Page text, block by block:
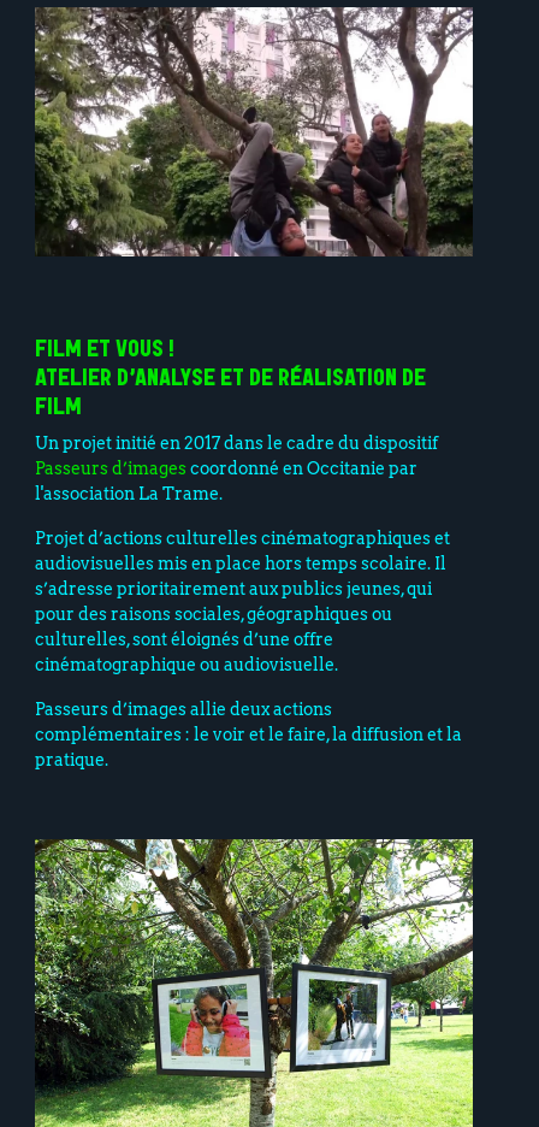
FILM ET VOUS !
ATELIER D’ANALYSE ET DE RÉALISATION DE
FILM
Un projet initié en 2017 dans le cadre du dispositif
Passeurs d’imagescoordonné en Occitanie par
l'association La Trame.
Projet d’actions culturelles cinématographiques et
audiovisuelles mis en place hors temps scolaire. Il
s’adresse prioritairement aux publics jeunes, qui
pour des raisons sociales, géographiques ou
culturelles, sont éloignés d’une offre
cinématographique ou audiovisuelle.
Passeurs d’images allie deux actions
complémentaires : le voir et le faire, la diffusion et la
pratique.